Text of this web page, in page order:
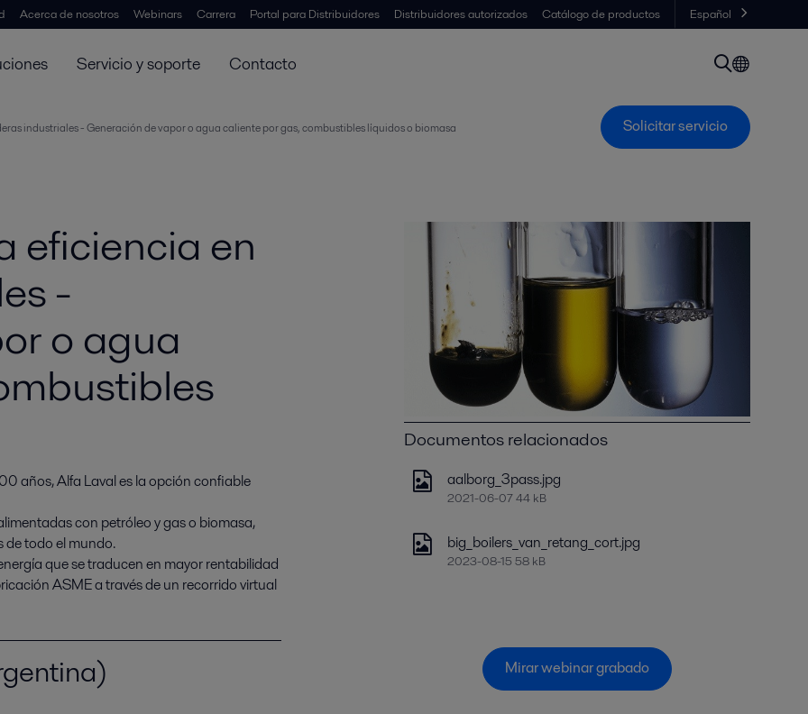
Acerca de nosotros Webinars Carrera Portal para Distribuidores Distribuidores autorizados Catálogo de productos Español
Servicio y soporte Contacto
industriales - Generación de vapor o agua caliente por gas, combustibles líquidos o biomasa Solicitar servicio
eficiencia en
-
o agua
años, Alfa Laval es la opción confiable
con petróleo y gas o biomasa,
todo el mundo.
que se traducen en mayor rentabilidad
ASME a través de un recorrido virtual
Documentos relacionados
aalborg_3pass.jpg
2021-06-07 44 kB
big_boilers_van_retang_cort.jpg
2023-08-15 58 kB
Mirar webinar grabado